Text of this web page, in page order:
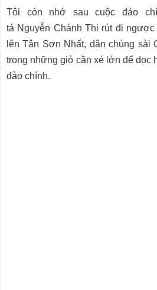
Tôi còn nhớ sau cuộc đảo
tá Nguyễn Chánh Thi rút đi
lên Tân Sơn Nhất, dân chúng sài
trong những giỏ cần xé lớn để dọc
đảo chính.